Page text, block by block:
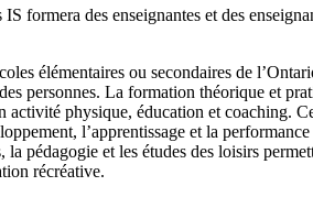
des enseignantes et des
élémentaires ou secondaires de
personnes. La formation théorique et
physique, éducation et coaching.
l’apprentissage et la
pédagogie et les études des loisirs
récréative.